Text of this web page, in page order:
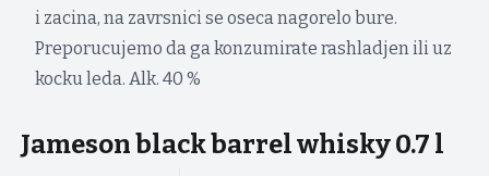
i zacina, na zavrsnici se oseca nagorelo bure.
Preporucujemo da ga konzumirate rashladjen ili uz
kocku leda. Alk. 40 %
Jameson black barrel whisky 0.7 l